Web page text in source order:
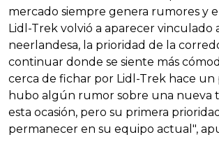
mercado siempre genera rumores y
Lidl-Trek volvió a aparecer vinculado
neerlandesa, la prioridad de la
continuar donde se siente más
cerca de fichar por Lidl-Trek hace un
hubo algún rumor sobre una nueva
esta ocasión, pero su primera
permanecer en su equipo actual",